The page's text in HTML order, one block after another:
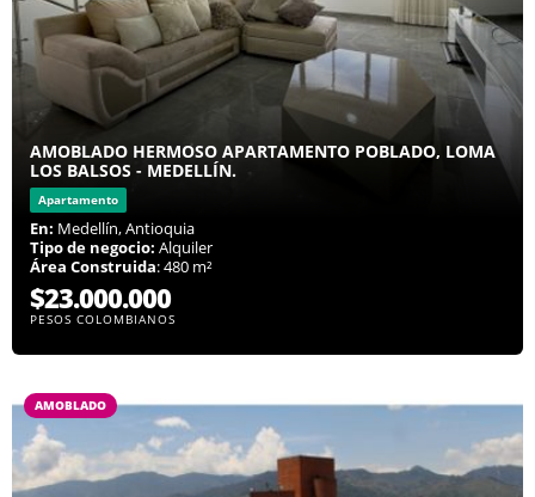
AMOBLADO HERMOSO APARTAMENTO POBLADO, LOMA
LOS BALSOS - MEDELLÍN.
Apartamento
En: Medellín, Antioquia
Tipo de negocio: Alquiler
Área Construida: 480 m²
$23.000.000
PESOS COLOMBIANOS
AMOBLADO